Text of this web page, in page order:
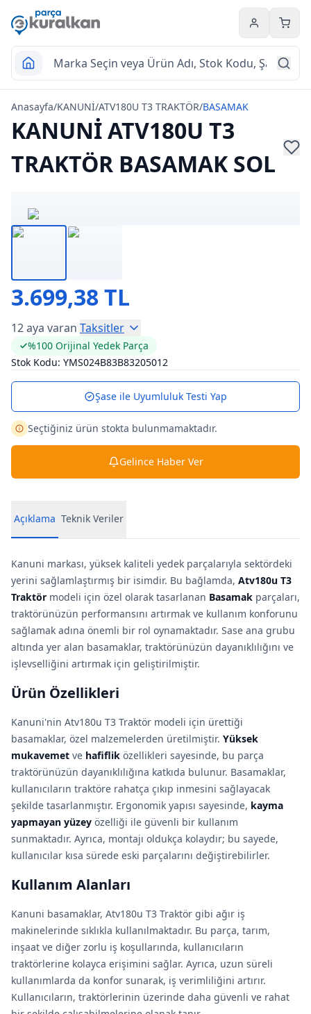
Hesabım
Anasayfa/KANUNİ/ATV180U T3 TRAKTÖR/BASAMAK
KANUNİ ATV180U T3
TRAKTÖR BASAMAK SOL
3.699,38 TL
12 aya varan Taksitler
%100 Orijinal Yedek Parça
Stok Kodu: YMS024B83B83205012
Şase ile Uyumluluk Testi Yap
Seçtiğiniz ürün stokta bulunmamaktadır.
Gelince Haber Ver
Açıklama Teknik Veriler
Kanuni markası, yüksek kaliteli yedek parçalarıyla sektördeki
yerini sağlamlaştırmış bir isimdir. Bu bağlamda, Atv180u T3
Traktör modeli için özel olarak tasarlanan Basamak parçaları,
traktörünüzün performansını artırmak ve kullanım konforunu
sağlamak adına önemli bir rol oynamaktadır. Sase ana grubu
altında yer alan basamaklar, traktörünüzün dayanıklılığını ve
işlevselliğini artırmak için geliştirilmiştir.
Ürün Özellikleri
Kanuni'nin Atv180u T3 Traktör modeli için ürettiği
basamaklar, özel malzemelerden üretilmiştir. Yüksek
mukavemet ve hafiflik özellikleri sayesinde, bu parça
traktörünüzün dayanıklılığına katkıda bulunur. Basamaklar,
kullanıcıların traktöre rahatça çıkıp inmesini sağlayacak
şekilde tasarlanmıştır. Ergonomik yapısı sayesinde, kayma
yapmayan yüzey özelliği ile güvenli bir kullanım
sunmaktadır. Ayrıca, montajı oldukça kolaydır; bu sayede,
kullanıcılar kısa sürede eski parçalarını değiştirebilirler.
Kullanım Alanları
Kanuni basamaklar, Atv180u T3 Traktör gibi ağır iş
makinelerinde sıklıkla kullanılmaktadır. Bu parça, tarım,
inşaat ve diğer zorlu iş koşullarında, kullanıcıların
traktörlerine kolayca erişimini sağlar. Ayrıca, uzun süreli
kullanımlarda da konfor sunarak, iş verimliliğini artırır.
Kullanıcıların, traktörlerinin üzerinde daha güvenli ve rahat